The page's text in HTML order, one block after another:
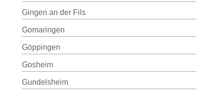
Gingen an der Fils
Gomaringen
Göppingen
Gosheim
Gundelsheim